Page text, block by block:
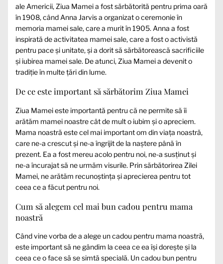
ale Americii, Ziua Mamei a fost sărbătorită pentru prima oară
în 1908, când Anna Jarvis a organizat o ceremonie în
memoria mamei sale, care a murit în 1905. Anna a fost
inspirată de activitatea mamei sale, care a fost o activistă
pentru pace și unitate, și a dorit să sărbătorească sacrificiile
și iubirea mamei sale. De atunci, Ziua Mamei a devenit o
tradiție în multe țări din lume.
De ce este important să sărbătorim Ziua Mamei
Ziua Mamei este importantă pentru că ne permite să îi
arătăm mamei noastre cât de mult o iubim și o apreciem.
Mama noastră este cel mai important om din viața noastră,
care ne-a crescut și ne-a îngrijit de la naștere până în
prezent. Ea a fost mereu acolo pentru noi, ne-a susținut și
ne-a încurajat să ne urmăm visurile. Prin sărbătorirea Zilei
Mamei, ne arătăm recunoștința și aprecierea pentru tot
ceea ce a făcut pentru noi.
Cum să alegem cel mai bun cadou pentru mama
noastră
Când vine vorba de a alege un cadou pentru mama noastră,
este important să ne gândim la ceea ce ea își dorește și la
ceea ce o face să se simtă specială. Un cadou bun pentru